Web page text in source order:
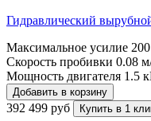
Гидравлический
Максимальное усилие
Скорость пробивки 0.08
Мощность двигателя 1.5
Добавить в корзину
392 499 руб Купить в 1